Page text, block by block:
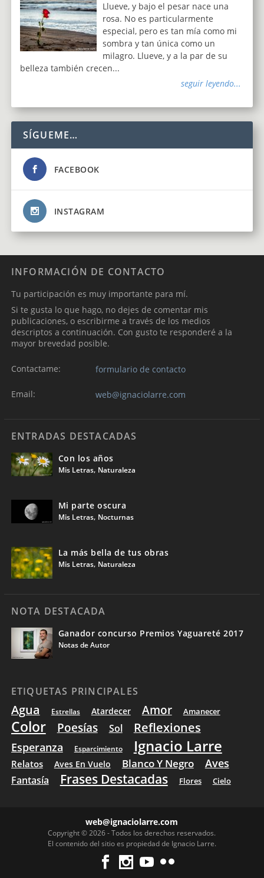
Llueve, y bajo el pesar nace una
rosa. No es particularmente
especial, pero es tan mía como mi
sombra y tan única como un
milagro. Llueve, y a la par de su
belleza también crecen...
seguir leyendo...
SÍGUEME…
FACEBOOK
INSTAGRAM
INFORMACIÓN DE CONTACTO
Tu participación es muy importante para mí.
Si te gusta lo que hago, no dejes de comentar mis
publicaciones, o escribirme a través de los medios
descriptos a continuación. Con gusto te responderé a la
mayor brevedad posible.
Contactame: formulario de contacto
Email: web@ignaciolarre.com
ENTRADAS DESTACADAS
Con los años
Mis Letras, Naturaleza
Mi parte oscura
Mis Letras, Nocturnas
La más bella de tus obras
Mis Letras, Naturaleza
NOTA DESTACADA
Ganador concurso Premios Yaguareté 2017
Notas de Autor
ETIQUETAS PRINCIPALES
Agua Estrellas Atardecer Amor Amanecer
Color Poesías Sol Reflexiones
Esperanza Esparcimiento Ignacio Larre
Relatos Aves En Vuelo Blanco Y Negro Aves
Fantasía Frases Destacadas Flores Cielo
web@ignaciolarre.com
Copyright © 2026 - Todos los derechos reservados.
El contenido del sitio es propiedad de Ignacio Larre.